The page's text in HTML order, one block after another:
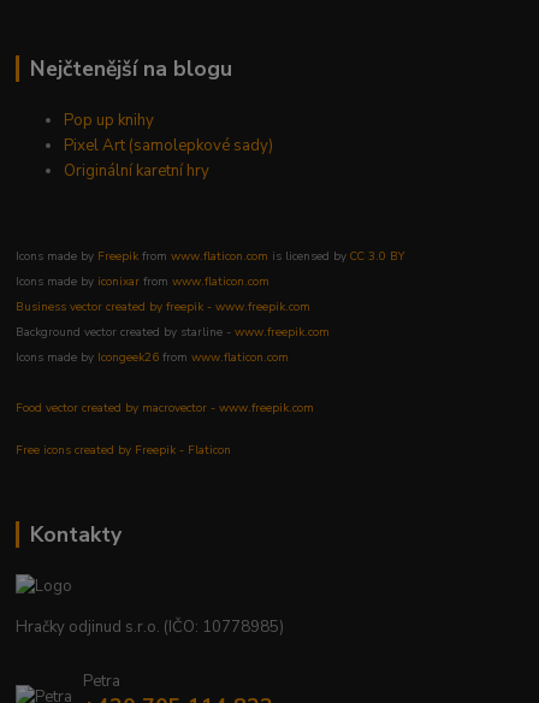
Nejčtenější na blogu
Pop up knihy
Pixel Art (samolepkové sady)
Originální karetní hry
Icons made by Freepik fromwww.flaticon.com is licensed byCC 3.0 BY
Icons made by iconixar fromwww.flaticon.com
Business vector created by freepik - www.freepik.com
Background vector created by starline -www.freepik.com
Icons made by Icongeek26 fromwww.flaticon.com
Food vector created by macrovector - www.freepik.com
Free icons created by Freepik - Flaticon
Kontakty
Hračky odjinud s.r.o. (IČO: 10778985)
Petra